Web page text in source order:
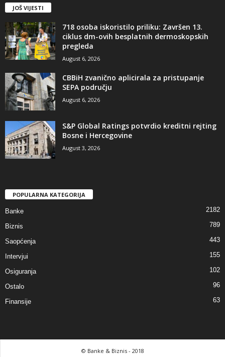
JOŠ VIJESTI
718 osoba iskoristilo priliku: Završen 13.
ciklus dm-ovih besplatnih dermoskopskih
pregleda
August 6, 2026
CBBiH zvanično aplicirala za pristupanje
SEPA području
August 6, 2026
S&P Global Ratings potvrdio kreditni rejting
Bosne i Hercegovine
August 3, 2026
POPULARNA KATEGORIJA
Banke 2182
Biznis 789
Saopćenja 443
Intervjui 155
Osiguranja 102
Ostalo 96
Finansije 63
© Banke & Biznis - 2018